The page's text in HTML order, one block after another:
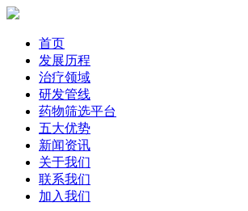
首页
发展历程
治疗领域
研发管线
药物筛选平台
五大优势
新闻资讯
关于我们
联系我们
加入我们